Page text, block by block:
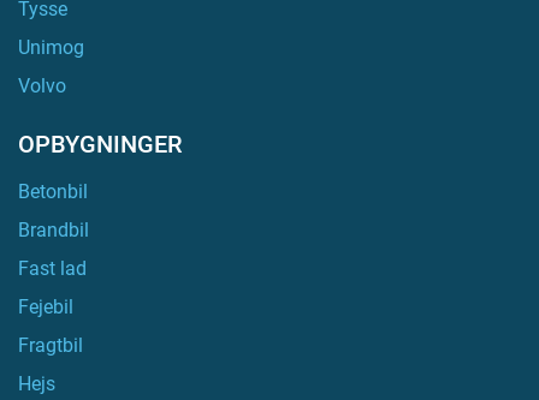
Tysse
Unimog
Volvo
OPBYGNINGER
Betonbil
Brandbil
Fast lad
Fejebil
Fragtbil
Hejs